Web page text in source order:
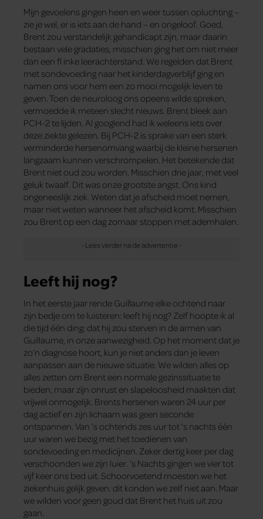
Mijn gevoelens gingen heen en weer tussen opluchting –
zie je wel, er is iets aan de hand – en ongeloof. Goed,
Brent zou verstandelijk gehandicapt zijn, maar daarin
bestaan vele gradaties, misschien ging het om niet meer
dan een fl inke leerachterstand. We regelden dat Brent
met sondevoeding naar het kinderdagverblijf ging en
namen ons voor hem een zo mooi mogelijk leven te
geven. Toen de neuroloog ons opeens wilde spreken,
vermoedde ik meteen slecht nieuws. Brent bleek aan
PCH-2 te lijden. Al googlend had ik weleens iets over
deze ziekte gelezen. Bij PCH-2 is sprake van een sterk
verminderde hersenomvang waarbij de kleine hersenen
langzaam kunnen verschrompelen. Het betekende dat
Brent niet oud zou worden. Misschien drie jaar, met veel
geluk twaalf. Dit was onze grootste angst. Ons kind
ongeneeslijk ziek. Weten dat je afscheid moet nemen,
maar niet weten wanneer het afscheid komt. Misschien
zou Brent op een dag zomaar stoppen met ademhalen.
Leeft hij nog?
In het eerste jaar rende Guillaume elke ochtend naar
zijn bedje om te luisteren: leeft hij nog? Zelf hoopte ik al
die tijd één ding: dat hij zou sterven in de armen van
Guillaume, in onze aanwezigheid. Op het moment dat je
zo’n diagnose hoort, kun je niet anders dan je leven
aanpassen aan de nieuwe situatie. We wilden alles op
alles zetten om Brent een normale gezinssituatie te
bieden, maar zijn onrust en slapeloosheid maakten dat
vrijwel onmogelijk. Brents hersenen waren 24 uur per
dag actief en zijn lichaam was geen seconde
ontspannen. Van ’s ochtends zes uur tot ’s nachts één
uur waren we bezig met het toedienen van
sondevoeding en medicijnen. Zeker dertig keer per dag
verschoonden we zijn luier. ’s Nachts gingen we vier tot
vijf keer ons bed uit. Schoorvoetend moesten we het
ziekenhuis gelijk geven: dit konden we zelf niet aan. Maar
we wilden voor geen goud dat Brent het huis uit zou
gaan.